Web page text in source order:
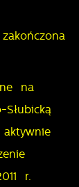
na
r.
na
informacji
są
Ci